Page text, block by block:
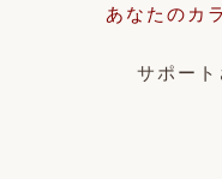
あなたのカ
サポート